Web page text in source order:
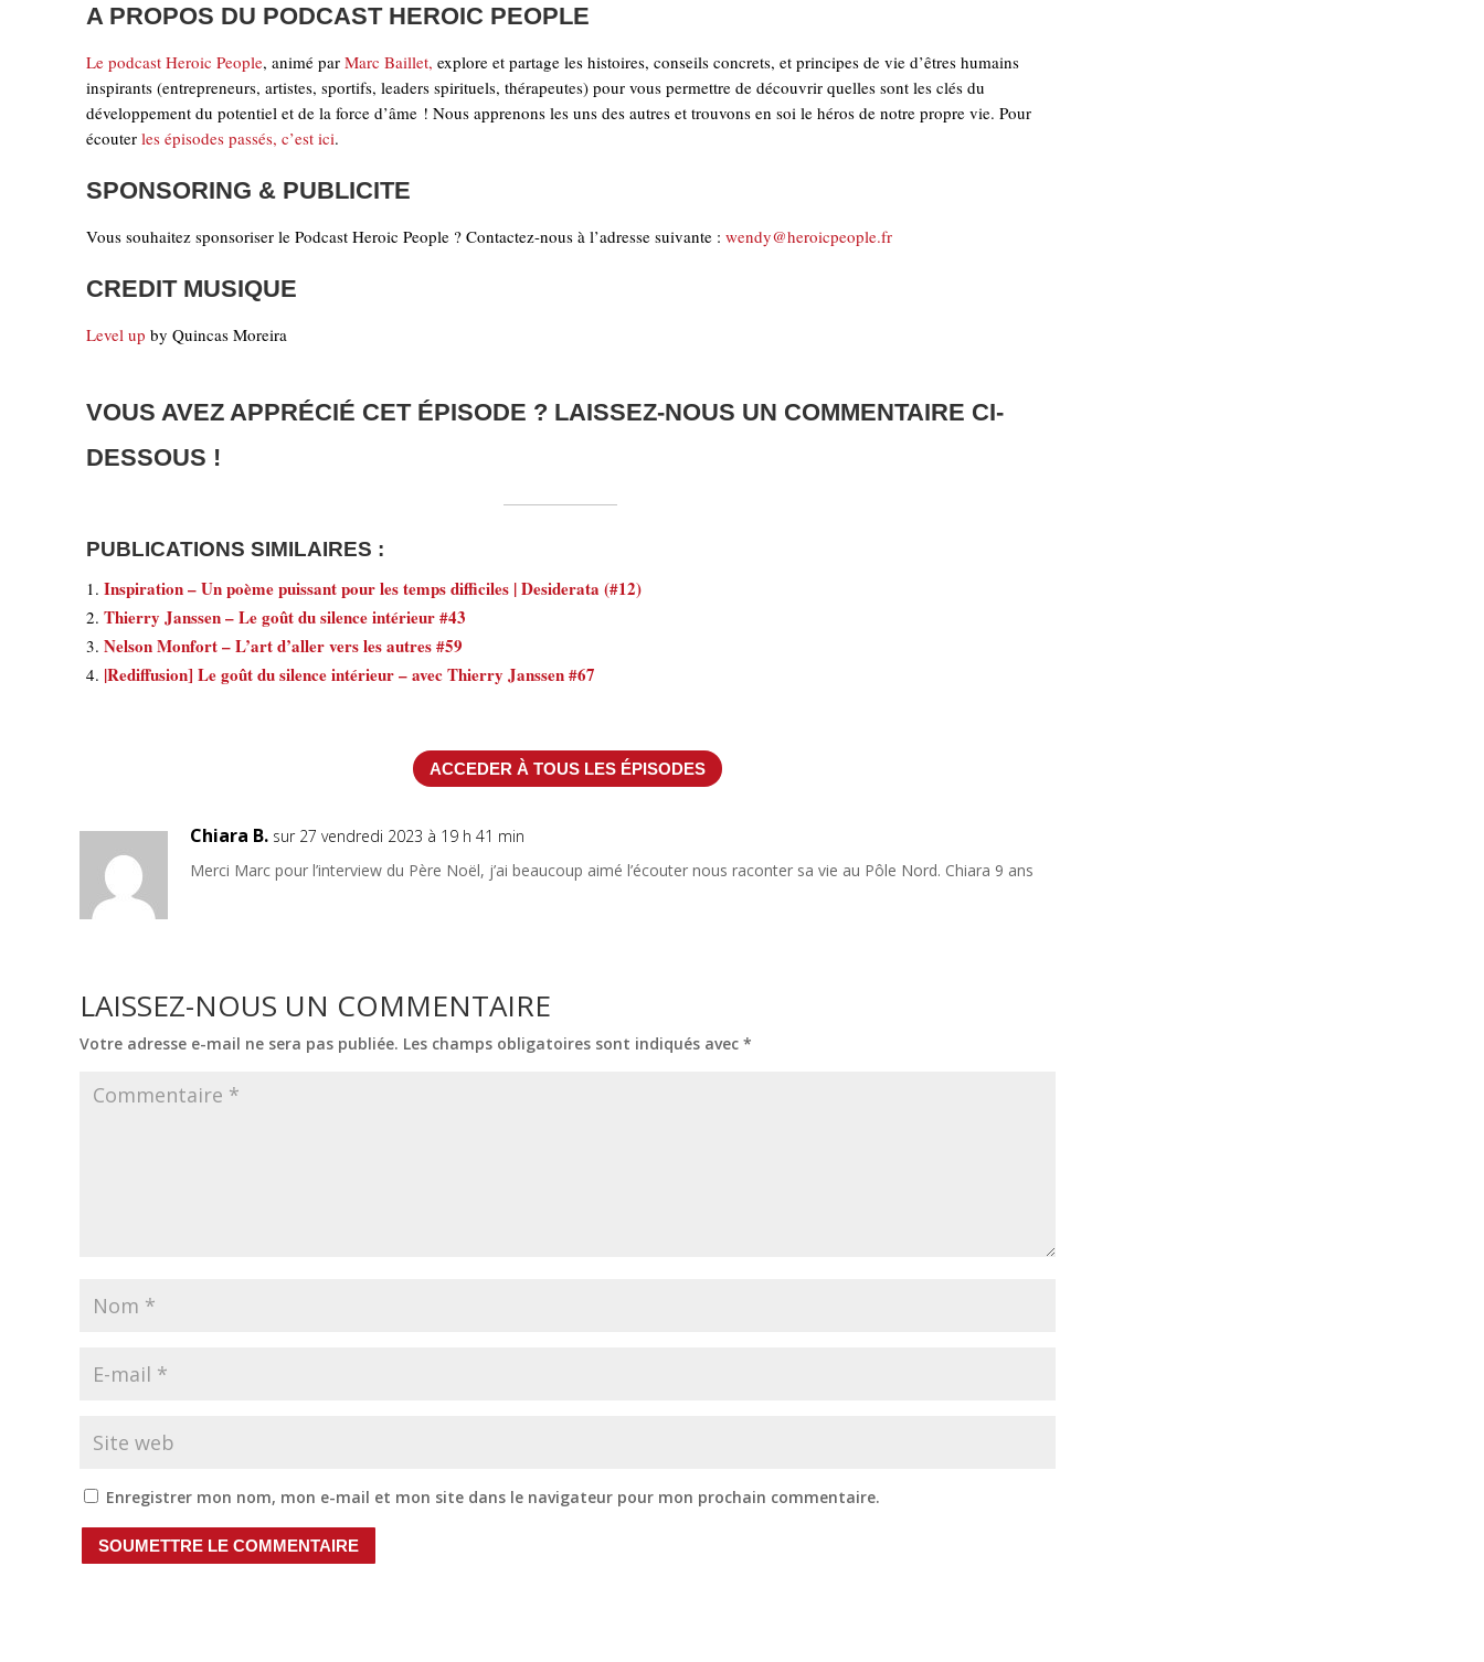
A PROPOS DU PODCAST HEROIC PEOPLE
Le podcast Heroic People, animé par Marc Baillet, explore et partage les histoires, conseils concrets, et principes de vie d’êtres humains
inspirants (entrepreneurs, artistes, sportifs, leaders spirituels, thérapeutes) pour vous permettre de découvrir quelles sont les clés du
développement du potentiel et de la force d’âme ! Nous apprenons les uns des autres et trouvons en soi le héros de notre propre vie. Pour
écouter les épisodes passés, c’est ici.
SPONSORING & PUBLICITE
Vous souhaitez sponsoriser le Podcast Heroic People ? Contactez-nous à l’adresse suivante : wendy@heroicpeople.fr
CREDIT MUSIQUE
Level up by Quincas Moreira
VOUS AVEZ APPRÉCIÉ CET ÉPISODE ? LAISSEZ-NOUS UN COMMENTAIRE CI-
DESSOUS !
PUBLICATIONS SIMILAIRES :
Inspiration – Un poème puissant pour les temps difficiles | Desiderata (#12)
Thierry Janssen – Le goût du silence intérieur #43
Nelson Monfort – L’art d’aller vers les autres #59
|Rediffusion] Le goût du silence intérieur – avec Thierry Janssen #67
ACCEDER À TOUS LES ÉPISODES
Chiara B. sur 27 vendredi 2023 à 19 h 41 min
Merci Marc pour l’interview du Père Noël, j’ai beaucoup aimé l’écouter nous raconter sa vie au Pôle Nord. Chiara 9 ans
LAISSEZ-NOUS UN COMMENTAIRE
Votre adresse e-mail ne sera pas publiée. Les champs obligatoires sont indiqués avec *
Enregistrer mon nom, mon e-mail et mon site dans le navigateur pour mon prochain commentaire.
SOUMETTRE LE COMMENTAIRE